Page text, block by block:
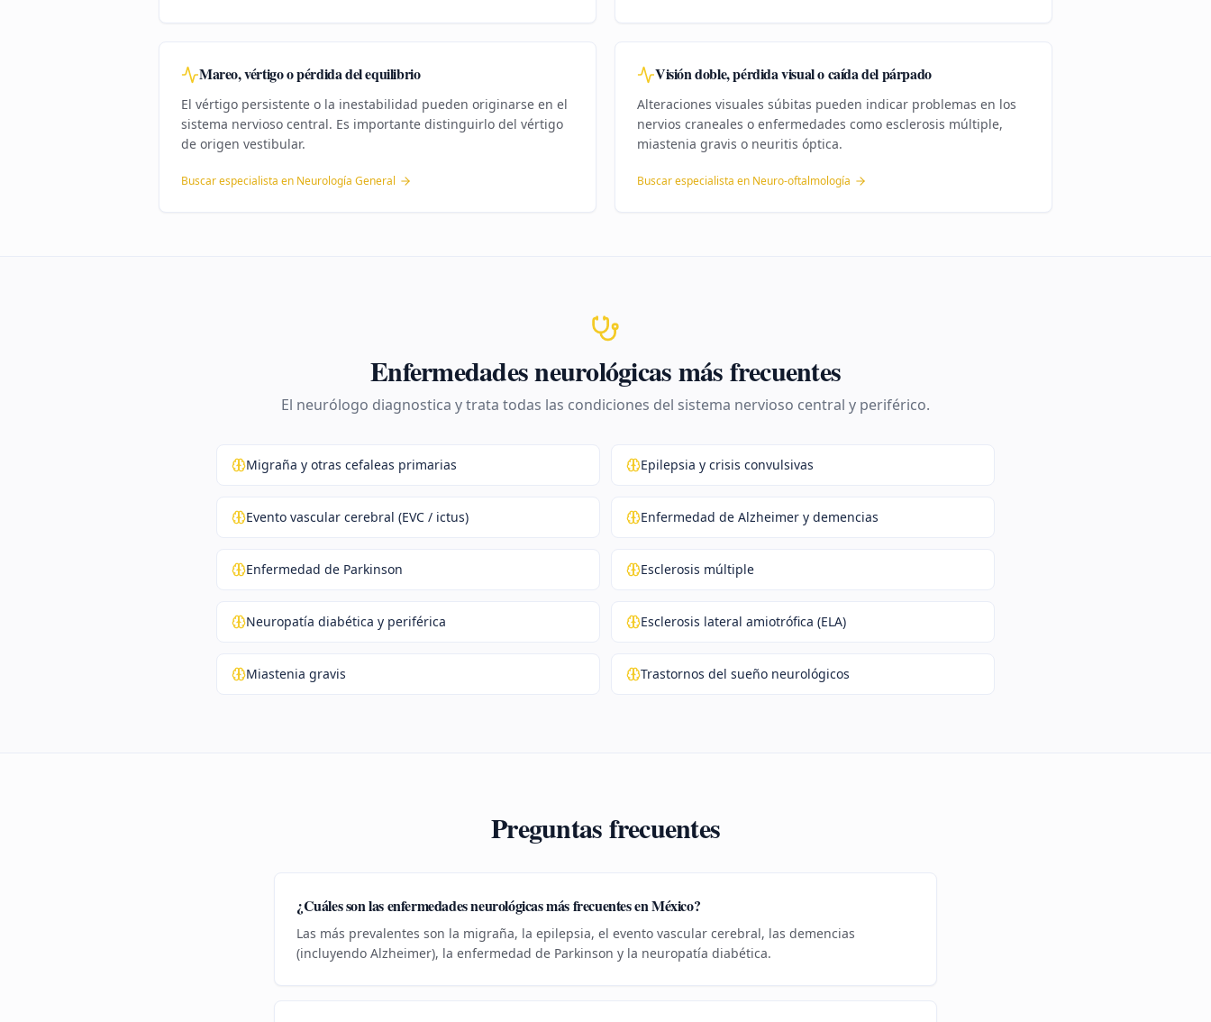
Mareo, vértigo o pérdida del equilibrio
El vértigo persistente o la inestabilidad pueden originarse en el
sistema nervioso central. Es importante distinguirlo del vértigo
de origen vestibular.
Buscar especialista en Neurología General
Visión doble, pérdida visual o caída del párpado
Alteraciones visuales súbitas pueden indicar problemas en los
nervios craneales o enfermedades como esclerosis múltiple,
miastenia gravis o neuritis óptica.
Buscar especialista en Neuro-oftalmología
Enfermedades neurológicas más frecuentes
El neurólogo diagnostica y trata todas las condiciones del sistema nervioso central y periférico.
Migraña y otras cefaleas primarias Epilepsia y crisis convulsivas
Evento vascular cerebral (EVC / ictus) Enfermedad de Alzheimer y demencias
Enfermedad de Parkinson Esclerosis múltiple
Neuropatía diabética y periférica Esclerosis lateral amiotrófica (ELA)
Miastenia gravis Trastornos del sueño neurológicos
Preguntas frecuentes
¿Cuáles son las enfermedades neurológicas más frecuentes en México?
Las más prevalentes son la migraña, la epilepsia, el evento vascular cerebral, las demencias
(incluyendo Alzheimer), la enfermedad de Parkinson y la neuropatía diabética.